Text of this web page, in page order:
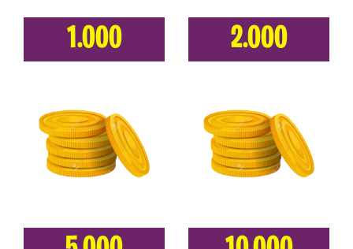
1.000 2.000